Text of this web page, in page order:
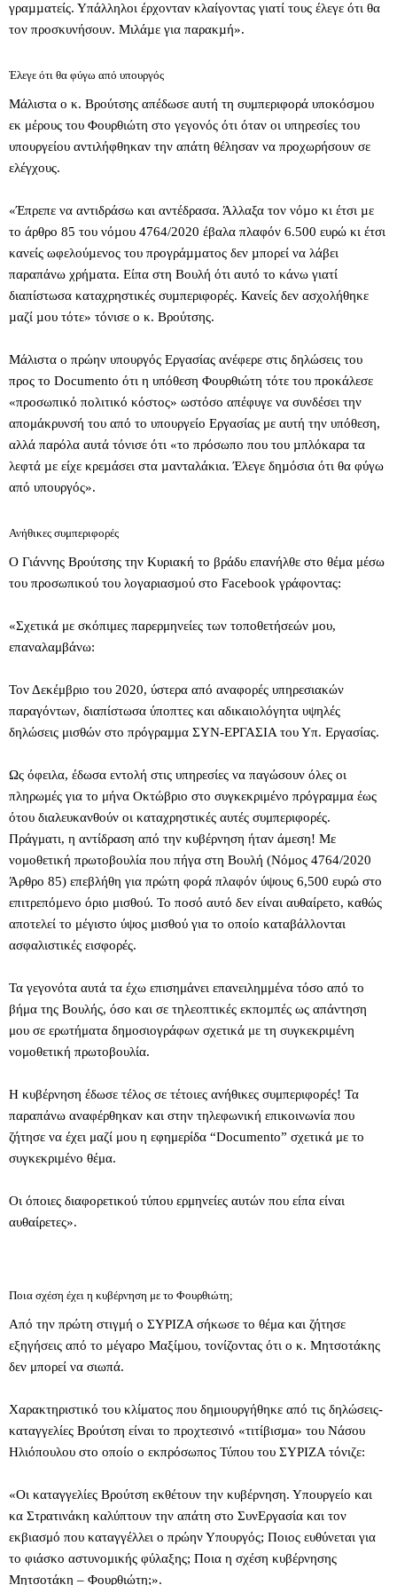
γραµµατείς. Υπάλληλοι έρχονταν κλαίγοντας γιατί τους έλεγε ότι θα
τον προσκυνήσουν. Μιλάµε για παρακµή».
Έλεγε ότι θα φύγω από υπουργός
Μάλιστα ο κ. Βρούτσης απέδωσε αυτή τη συμπεριφορά υποκόσμου
εκ μέρους του Φουρθιώτη στο γεγονός ότι όταν οι υπηρεσίες του
υπουργείου αντιλήφθηκαν την απάτη θέλησαν να προχωρήσουν σε
ελέγχους.
«Έπρεπε να αντιδράσω και αντέδρασα. Άλλαξα τον νόµο κι έτσι µε
το άρθρο 85 του νόµου 4764/2020 έβαλα πλαφόν 6.500 ευρώ κι έτσι
κανείς ωφελούµενος του προγράµµατος δεν µπορεί να λάβει
παραπάνω χρήµατα. Είπα στη Βουλή ότι αυτό το κάνω γιατί
διαπίστωσα καταχρηστικές συµπεριφορές. Κανείς δεν ασχολήθηκε
µαζί µου τότε» τόνισε ο κ. Βρούτσης.
Μάλιστα ο πρώην υπουργός Εργασίας ανέφερε στις δηλώσεις του
προς το Documento ότι η υπόθεση Φουρθιώτη τότε του προκάλεσε
«προσωπικό πολιτικό κόστος» ωστόσο απέφυγε να συνδέσει την
απομάκρυνσή του από το υπουργείο Εργασίας με αυτή την υπόθεση,
αλλά παρόλα αυτά τόνισε ότι «το πρόσωπο που του µπλόκαρα τα
λεφτά µε είχε κρεµάσει στα µανταλάκια. Έλεγε δηµόσια ότι θα φύγω
από υπουργός».
Ανήθικες συμπεριφορές
Ο Γιάννης Βρούτσης την Κυριακή το βράδυ επανήλθε στο θέμα μέσω
του προσωπικού του λογαριασμού στο Facebook γράφοντας:
«Σχετικά με σκόπιμες παρερμηνείες των τοποθετήσεών μου,
επαναλαμβάνω:
Τον Δεκέμβριο του 2020, ύστερα από αναφορές υπηρεσιακών
παραγόντων, διαπίστωσα ύποπτες και αδικαιολόγητα υψηλές
δηλώσεις μισθών στο πρόγραμμα ΣΥΝ-ΕΡΓΑΣΙΑ του Υπ. Εργασίας.
Ως όφειλα, έδωσα εντολή στις υπηρεσίες να παγώσουν όλες οι
πληρωμές για το μήνα Οκτώβριο στο συγκεκριμένο πρόγραμμα έως
ότου διαλευκανθούν οι καταχρηστικές αυτές συμπεριφορές.
Πράγματι, η αντίδραση από την κυβέρνηση ήταν άμεση! Με
νομοθετική πρωτοβουλία που πήγα στη Βουλή (Νόμος 4764/2020
Άρθρο 85) επεβλήθη για πρώτη φορά πλαφόν ύψους 6,500 ευρώ στο
επιτρεπόμενο όριο μισθού. Το ποσό αυτό δεν είναι αυθαίρετο, καθώς
αποτελεί το μέγιστο ύψος μισθού για το οποίο καταβάλλονται
ασφαλιστικές εισφορές.
Τα γεγονότα αυτά τα έχω επισημάνει επανειλημμένα τόσο από το
βήμα της Βουλής, όσο και σε τηλεοπτικές εκπομπές ως απάντηση
μου σε ερωτήματα δημοσιογράφων σχετικά με τη συγκεκριμένη
νομοθετική πρωτοβουλία.
Η κυβέρνηση έδωσε τέλος σε τέτοιες ανήθικες συμπεριφορές! Τα
παραπάνω αναφέρθηκαν και στην τηλεφωνική επικοινωνία που
ζήτησε να έχει μαζί μου η εφημερίδα “Documento” σχετικά με το
συγκεκριμένο θέμα.
Οι όποιες διαφορετικού τύπου ερμηνείες αυτών που είπα είναι
αυθαίρετες».
Ποια σχέση έχει η κυβέρνηση με το Φουρθιώτη;
Από την πρώτη στιγμή ο ΣΥΡΙΖΑ σήκωσε το θέμα και ζήτησε
εξηγήσεις από το μέγαρο Μαξίμου, τονίζοντας ότι ο κ. Μητσοτάκης
δεν μπορεί να σιωπά.
Χαρακτηριστικό του κλίματος που δημιουργήθηκε από τις δηλώσεις-
καταγγελίες Βρούτση είναι το προχτεσινό «τιτίβισμα» του Νάσου
Ηλιόπουλου στο οποίο ο εκπρόσωπος Τύπου του ΣΥΡΙΖΑ τόνιζε:
«Οι καταγγελίες Βρούτση εκθέτουν την κυβέρνηση. Υπουργείο και
κα Στρατινάκη καλύπτουν την απάτη στο ΣυνΕργασία και τον
εκβιασμό που καταγγέλλει ο πρώην Υπουργός; Ποιος ευθύνεται για
το φιάσκο αστυνομικής φύλαξης; Ποια η σχέση κυβέρνησης
Μητσοτάκη – Φουρθιώτη;».